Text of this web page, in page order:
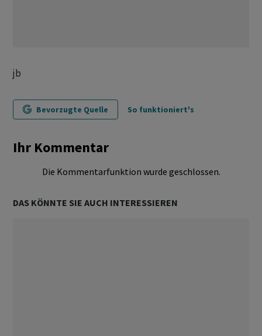
jb
Bevorzugte Quelle So funktioniert's
Ihr Kommentar
Die Kommentarfunktion wurde geschlossen.
DAS KÖNNTE SIE AUCH INTERESSIEREN